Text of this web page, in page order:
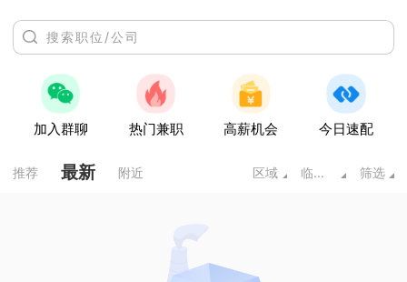
加入群聊 热门兼职 高薪机会 今日速配
推荐 最新 附近 区域 临床医学类 筛选